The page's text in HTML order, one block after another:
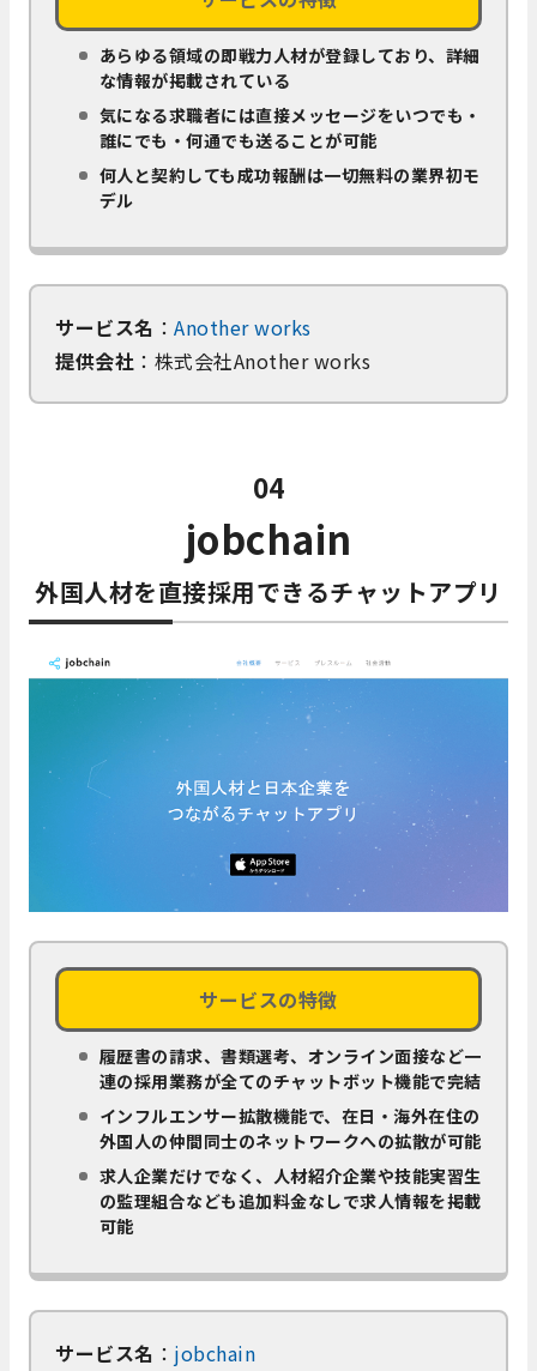
あらゆる領域の即戦力人材が登録しており、詳細
な情報が掲載されている
気になる求職者には直接メッセージをいつでも・
誰にでも・何通でも送ることが可能
何人と契約しても成功報酬は一切無料の業界初モ
デル
サービス名 ： Another works
提供会社 ：株式会社Another works
04
jobchain
外国人材を直接採用できるチャットアプリ
サービスの特徴
履歴書の請求、書類選考、オンライン面接など一
連の採用業務が全てのチャットボット機能で完結
インフルエンサー拡散機能で、在日・海外在住の
外国人の仲間同士のネットワークへの拡散が可能
求人企業だけでなく、人材紹介企業や技能実習生
の監理組合なども追加料金なしで求人情報を掲載
可能
サービス名 ： jobchain